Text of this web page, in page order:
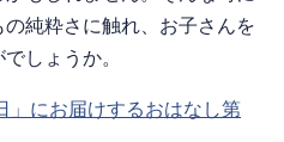
純粋さに触れ、お子さんを
しょうか。
」にお届けするおはなし第